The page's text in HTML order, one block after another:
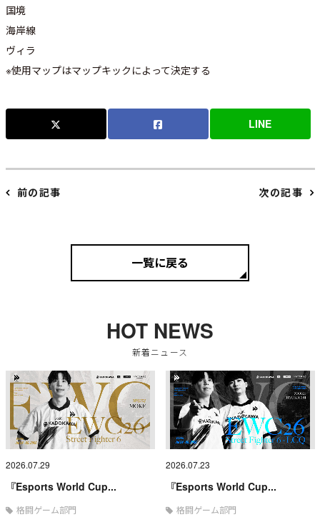
国境
海岸線
ヴィラ
※使用マップはマップキックによって決定する
LINE
前の記事 次の記事
一覧に戻る
HOT NEWS
新着ニュース
2026.07.29
『Esports World Cup...
格闘ゲーム部門
2026.07.23
『Esports World Cup...
格闘ゲーム部門